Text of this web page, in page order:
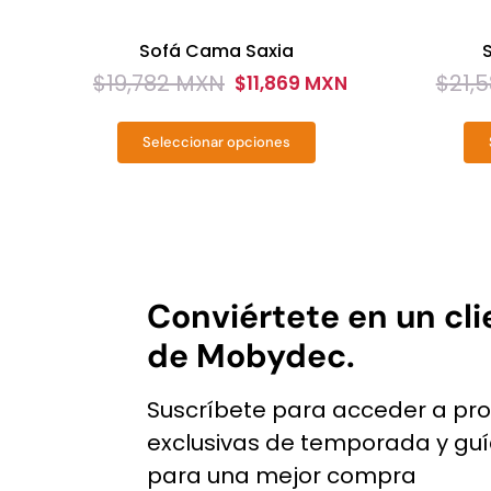
Sofá Cama Saxia
$19,782 MXN
Original
price
$11,869 MXN
Current
price
Seleccionar opciones
Este
Las
opciones
se
elegir
en
la
$
price
price
Conviértete en un
de Mobydec.
Suscríbete para acceder a
exclusivas de temporada y
para una mejor compra